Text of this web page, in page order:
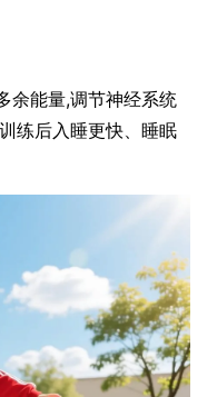
余能量,调节神经系统
练后入睡更快、睡眠